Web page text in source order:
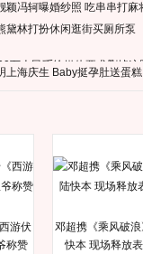
颖冯轲曝婚纱照 吃串串打麻
黛林打扮休闲逛街买厕所泵
万人民币给媒体要求删掉这
上海庆生 Baby挺孕肚送蛋糕
游伏
称赞
邓超携《乘风破
快本 现场释放